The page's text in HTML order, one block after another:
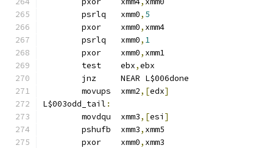
	psrlq	xmm0
, 5
	pxor	xmm0
, xmm4
	psrlq	xmm0
, 1
	pxor	xmm0
, xmm1
	test	ebx
,ebx
	jnz	NEAR L$006done
	movups	xmm2
,[edx]
L$003odd_tail :
	movdqu	xmm3
,[esi ]
	pshufb	xmm3
, xmm5
	pxor	xmm0
, xmm3